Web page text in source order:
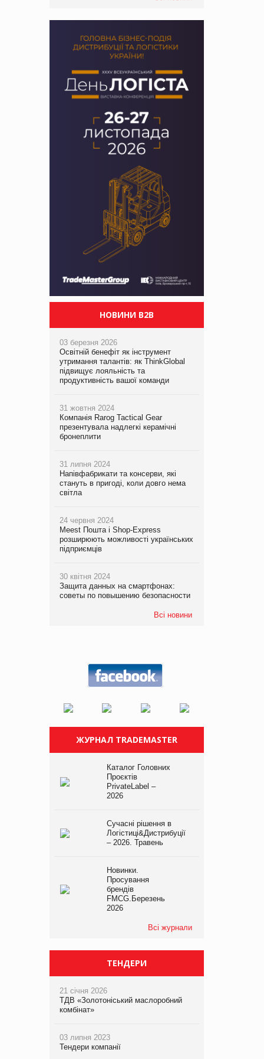
НОВИНИ B2B
03 березня 2026
Освітній бенефіт як інструмент
утримання талантів: як ThinkGlobal
підвищує лояльність та
продуктивність вашої команди
31 жовтня 2024
Компанія Rarog Tactical Gear
презентувала надлегкі керамічні
бронеплити
31 липня 2024
Напівфабрикати та консерви, які
стануть в пригоді, коли довго нема
світла
24 червня 2024
Meest Пошта і Shop-Express
розширюють можливості українських
підприємців
30 квітня 2024
Защита данных на смартфонах:
советы по повышению безопасности
Всі новини
ЖУРНАЛ TRADEMASTER
Каталог Головних
Проєктів
PrivateLabel –
2026
Сучасні рішення в
Логістиці&Дистрибуції
– 2026. Травень
Новинки.
Просування
брендів
FMCG.Березень
2026
Всі журнали
ТЕНДЕРИ
21 січня 2026
ТДВ «Золотоніський маслоробний
комбінат»
03 липня 2023
Тендери компанії